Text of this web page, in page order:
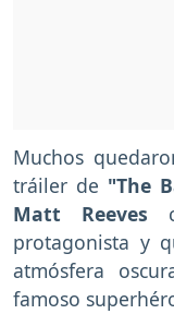
Muchos
tráiler de "The
Matt Reeves
protagonista y
atmósfera
famoso